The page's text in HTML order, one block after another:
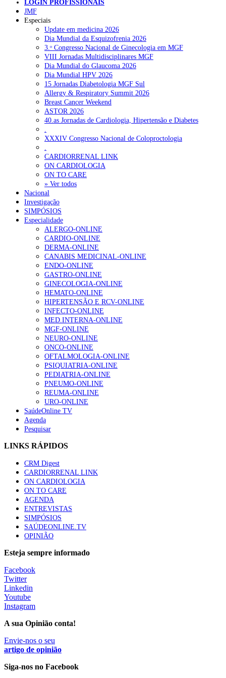
NOTÍCIAS RECENTES
Quase 11.900 jovens recorreram aos cheques psicólogo e
nutricionista no primeiro mês 7 de Agosto, 2026
ULS de Coimbra estreia cirurgia endoscópica do ouvido com
apoio robótico em Portugal 7 de Agosto, 2026
Enfermeiros exigem esclarecimentos sobre eventual gestão
privada da ULS do Algarve 7 de Agosto, 2026
Ordem dos Médicos alerta para riscos no novo sistema de acesso
a consultas e cirurgias
Portugal está a formar os médicos de que precisa?
2026
NOTÍCIAS MAIS LIDAS
Enfermagem Forense. “Da urgência ao tribunal, cada
gesto conta e cada profissional faz a diferença”
202 visualizações
Alguns milhares de utentes podem ficar sem médico de
família com nova regras do registo, alerta associação
155 visualizações
1.º Episódio do Podcast “Frequência Cardio – Sintoniza-
te na Insuficiência Cardíaca” da Bayer
99 visualizações
“Os programas de rastreio do cancro do pulmão são
custo-efetivos e representam um investimento
sustentável para os sistemas de saúde”
88 visualizações
Quase quatro em cada dez doentes com enfarte
86 visualizações
Trodelvy aprovado para primeira linha no cancro da
mama triplo negativo metastático em doentes não
elegíveis para inibidores PD-(L)1
61 visualizações
MAIS NOTÍCIAS
Quase 11.900 jovens recorreram aos cheques psicólogo e
nutricionista no primeiro mês
7 Ago, 2026
ULS de Coimbra estreia cirurgia endoscópica do ouvido com
apoio robótico em Portugal
7 Ago, 2026 0 Comments
LOGIN PROFISSIONAIS
JMF
Especiais
Update em medicina 2026
Dia Mundial da Esquizofrenia 2026
3.ᵒ Congresso Nacional de Ginecologia em MGF
VIII Jornadas Multidisciplinares MGF
Dia Mundial do Glaucoma 2026
Dia Mundial HPV 2026
15 Jornadas Diabetologia MGF Sul
Allergy & Respiratory Summit 2026
Breast Cancer Weekend
ASTOR 2026
40.as Jornadas de Cardiologia, Hipertensão e Diabetes
.
XXXIV Congresso Nacional de Coloproctologia
.
CARDIORRENAL LINK
ON CARDIOLOGIA
ON TO CARE
» Ver todos
Nacional
Investigação
SIMPÓSIOS
Especialidade
ALERGO-ONLINE
CARDIO-ONLINE
DERMA-ONLINE
CANABIS MEDICINAL-ONLINE
ENDO-ONLINE
GASTRO-ONLINE
GINECOLOGIA-ONLINE
HEMATO-ONLINE
HIPERTENSÃO E RCV-ONLINE
INFECTO-ONLINE
MED.INTERNA-ONLINE
MGF-ONLINE
NEURO-ONLINE
ONCO-ONLINE
OFTALMOLOGIA-ONLINE
PSIQUIATRIA-ONLINE
PEDIATRIA-ONLINE
PNEUMO-ONLINE
REUMA-ONLINE
URO-ONLINE
SaúdeOnline TV
Agenda
Pesquisar
LINKS RÁPIDOS
CRM Digest
CARDIORRENAL LINK
ON CARDIOLOGIA
ON TO CARE
AGENDA
ENTREVISTAS
SIMPÓSIOS
SAÚDEONLINE.TV
OPINIÃO
Esteja sempre informado
Facebook
Twitter
Linkedin
Youtube
Instagram
A sua Opinião conta!
Envie-nos o seu
artigo de opinião
Siga-nos no Facebook